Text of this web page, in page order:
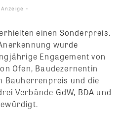
-
einen Sonderpreis.
wurde
Engagement von
Ofen, Baudezernentin
Bauherrenpreis und die
Verbände GdW, BDA und